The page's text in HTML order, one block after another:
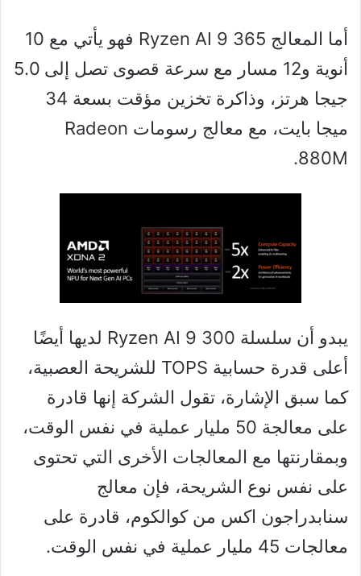
أما المعالج Ryzen AI 9 365 فهو يأتي مع 10
أنوية و12 مسار مع سرعة قصوى تصل إلى 5.0
جيجا هرتز، وذاكرة تخزين مؤقت بسعة 34
ميجا بايت، مع معالج رسومات Radeon
880M.
يبدو أن سلسلة Ryzen AI 9 300 لديها أيضًا
أعلى قدرة حسابية TOPS للشريحة العصبية،
كما سبق الإشارة، تقول الشركة إنها قادرة
على معالجة 50 مليار عملية في نفس الوقت،
وبمقارنتها مع المعالجات الأخرى التي تحتوى
على نفس نوع الشريحة، فإن معالج
سنابدراجون اكس من كوالكوم، قادرة على
معالجات 45 مليار عملية في نفس الوقت.